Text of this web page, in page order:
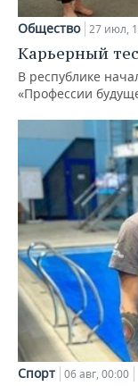
Общество 27 июл,
Карьерный
В республике
«Профессии
Спорт 06 авг, 00:00